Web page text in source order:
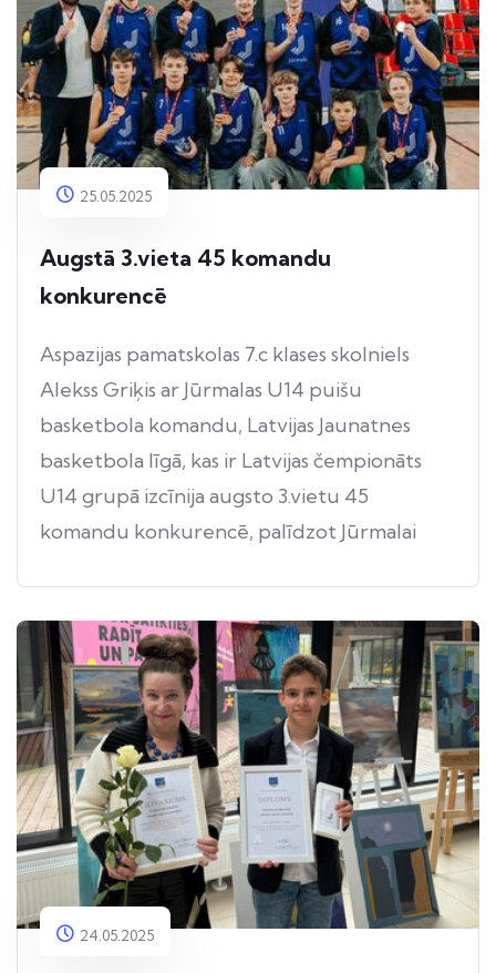
25.05.2025
Augstā 3.vieta 45 komandu
konkurencē
Aspazijas pamatskolas 7.c klases skolniels
Alekss Griķis ar Jūrmalas U14 puišu
basketbola komandu, Latvijas Jaunatnes
basketbola līgā, kas ir Latvijas čempionāts
U14 grupā izcīnija augsto 3.vietu 45
komandu konkurencē, palīdzot Jūrmalai
Aspazija lepojas! 🤟🏻⛹🏻🏀
24.05.2025